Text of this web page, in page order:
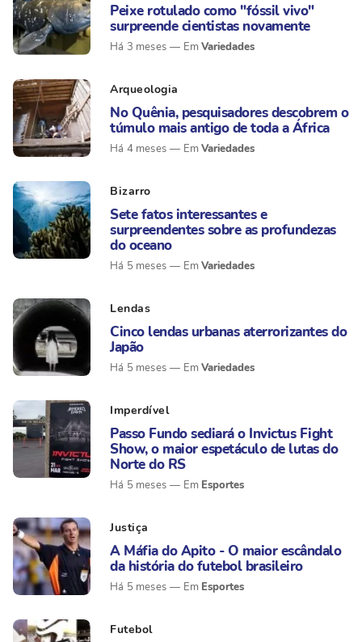
Peixe rotulado como "fóssil vivo"
surpreende cientistas novamente
Há 3 meses Variedades
Arqueologia
No Quênia, pesquisadores descobrem o
túmulo mais antigo de toda a África
Há 4 meses Variedades
Bizarro
Sete fatos interessantes e
surpreendentes sobre as profundezas
do oceano
Há 5 meses Variedades
Lendas
Cinco lendas urbanas aterrorizantes do
Japão
Há 5 meses Variedades
Imperdível
Passo Fundo sediará o Invictus Fight
Show, o maior espetáculo de lutas do
Norte do RS
Há 5 meses Esportes
Justiça
A Máfia do Apito - O maior escândalo
da história do futebol brasileiro
Há 5 meses Esportes
Futebol